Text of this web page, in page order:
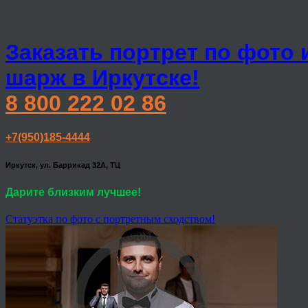
Заказать портрет по фото
шарж в Иркутске!
8 800 222 02 86
+7(950)185-4444
Иркутск, ул. Баррикад 32А, ТЦ
Дарите близким лучшее!
Статуэтка по фото с портретным сходством!